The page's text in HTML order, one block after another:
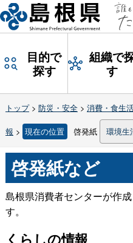
目的で
探す
組織で
す
トップ> 防災・安全> 消費・食生
報 > 現在の位置 啓発紙 環境生
啓発紙など
島根県消費者センターが作
す。
くらしの情報